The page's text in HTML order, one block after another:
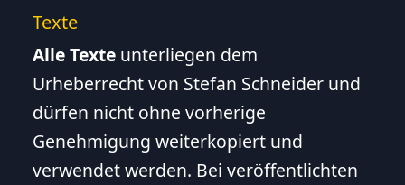
Texte
Alle Texte unterliegen dem
Urheberrecht von Stefan Schneider und
dürfen nicht ohne vorherige
Genehmigung weiterkopiert und
verwendet werden. Bei veröffentlichten